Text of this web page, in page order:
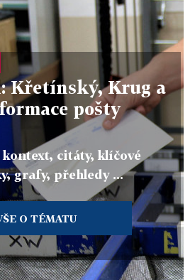
Křetínský, Krug a
pošty
kontext, citáty, klíčové
grafy, přehledy ...
O TÉMATU